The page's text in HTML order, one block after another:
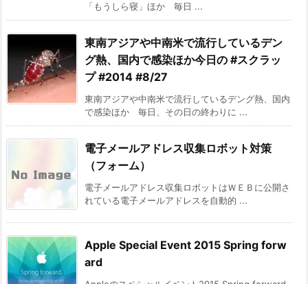
「もうしら寝」ほか 毎日 ...
東南アジアや中南米で流行しているデン
グ熱、国内で感染ほか今日の #スクラッ
プ #2014 #8/27
東南アジアや中南米で流行しているデング熱、国内
で感染ほか 毎日、その日の終わりに ...
電子メールアドレス収集ロボット対策
（フォーム）
電子メールアドレス収集ロボットはＷＥＢに公開さ
れている電子メールアドレスを自動的 ...
Apple Special Event 2015 Spring forw
ard